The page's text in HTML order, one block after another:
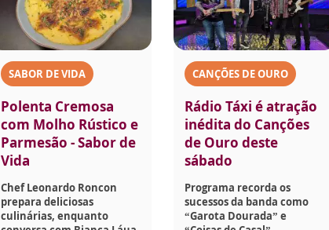
SABOR DE VIDA
Polenta Cremosa
com Molho Rústico e
Parmesão - Sabor de
Vida
Chef Leonardo Roncon
prepara deliciosas
culinárias, enquanto
CANÇÕES DE OURO
Rádio Táxi é atração
inédita do Canções
de Ouro deste
sábado
Programa recorda os
sucessos da banda como
“Garota Dourada” e